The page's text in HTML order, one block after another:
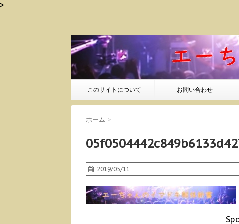
>
このサイトについて お問い合わせ
ホーム >
2019/05/11